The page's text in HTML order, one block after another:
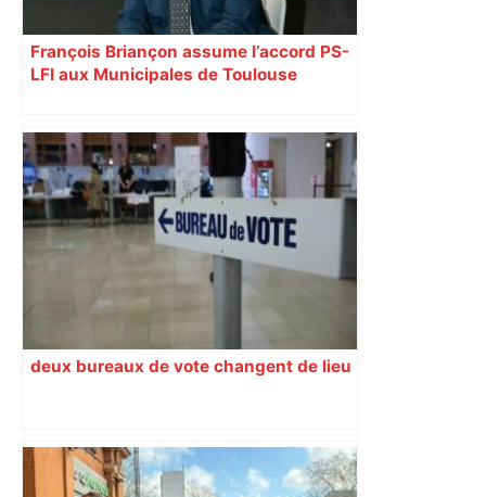
François Briançon assume l’accord PS-
LFI aux Municipales de Toulouse
deux bureaux de vote changent de lieu